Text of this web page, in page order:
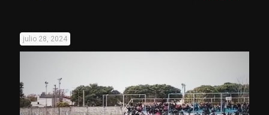
julio 28, 2024